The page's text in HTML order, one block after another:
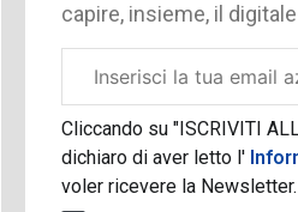
capire, insieme, il
aziendale
Cliccando su "ISCRIVITI
dichiaro di aver letto l'
voler ricevere la Newsletter.